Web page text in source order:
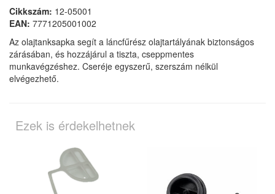
Cikkszám: 12-05001
EAN: 7771205001002
Az olajtanksapka segít a láncfűrész olajtartályának biztonságos
zárásában, és hozzájárul a tiszta, cseppmentes
munkavégzéshez. Cseréje egyszerű, szerszám nélkül
elvégezhető.
Ezek is érdekelhetnek